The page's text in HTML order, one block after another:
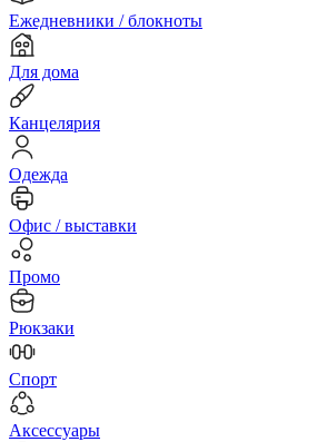
Ежедневники / блокноты
Для дома
Канцелярия
Одежда
Офис / выставки
Промо
Рюкзаки
Спорт
Аксессуары